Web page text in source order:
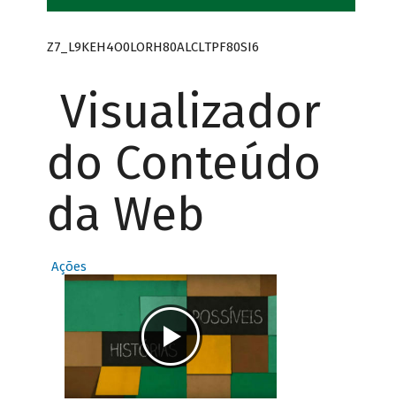
Z7_L9KEH4O0LORH80ALCLTPF80SI6
Visualizador
do Conteúdo
da Web
Ações